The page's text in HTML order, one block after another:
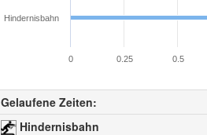
Hindernisbahn
0 0.25 0.5
Gelaufene Zeiten:
Hindernisbahn